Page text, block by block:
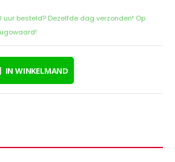
uur besteld? Dezelfde dag verzonden! Op
IN WINKELMAND